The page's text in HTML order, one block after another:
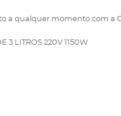
a qualquer momento com a
3 LITROS 220V 1150W